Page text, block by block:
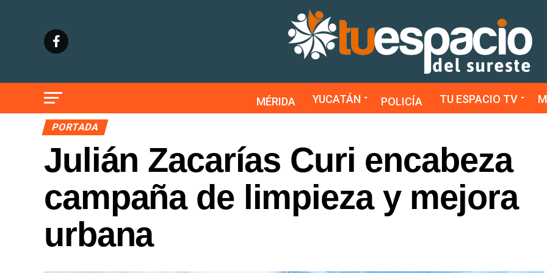
MÉRIDA YUCATÁN POLICÍA TU ESPACIO TV
PORTADA
Julián Zacarías Curi encabeza
campaña de limpieza y mejora
urbana